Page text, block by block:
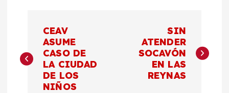
a
v
CEAV
ASUME
CASO DE
LA CIUDAD
DE LOS
NIÑOS
SIN
ATENDER
SOCAVÓN
EN LAS
REYNAS